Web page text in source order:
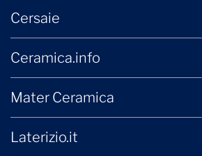
Cersaie
Ceramica.info
Mater Ceramica
Laterizio.it